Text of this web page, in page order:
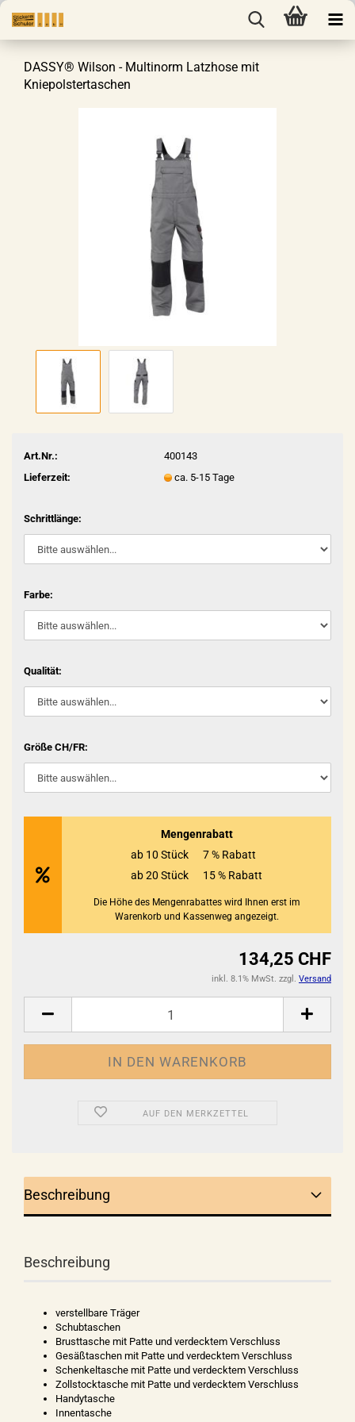
DASSY® Wilson - Multinorm Latzhose mit
Kniepolstertaschen
Art.Nr.:
400143
Lieferzeit:
ca. 5-15 Tage
Schrittlänge:
Farbe:
Qualität:
Größe CH/FR:
Mengenrabatt
ab 10 Stück
7 % Rabatt
ab 20 Stück
15 % Rabatt
Die Höhe des Mengenrabattes wird Ihnen erst im
Warenkorb und Kassenweg angezeigt.
134,25 CHF
inkl. 8.1% MwSt. zzgl. Versand
AUF DEN MERKZETTEL
Beschreibung
Beschreibung
verstellbare Träger
Schubtaschen
Brusttasche mit Patte und verdecktem Verschluss
Gesäßtaschen mit Patte und verdecktem Verschluss
Schenkeltasche mit Patte und verdecktem Verschluss
Zollstocktasche mit Patte und verdecktem Verschluss
Handytasche
Innentasche